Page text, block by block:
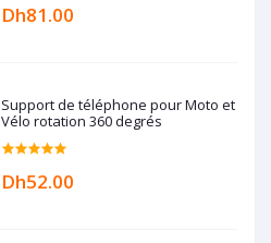
Dh81.00
Support de téléphone pour Moto et
Vélo rotation 360 degrés
Dh52.00